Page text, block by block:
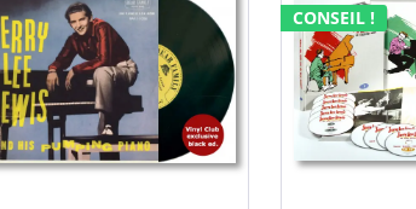
CONSEIL !